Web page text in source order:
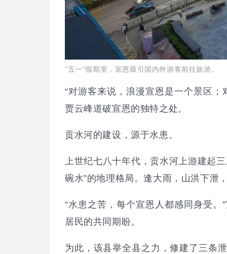
“五一”假期里，宣恩吸引国内外游客前往旅游。
“对游客来说，浪漫宣恩是一个景区
贾云峰道破宣恩的独特之处。
贡水河的建设，源于水患。
上世纪七八十年代，贡水河上游建起
碗水”的地理格局。逢大雨，山洪下泄
“水患之苦，每个宣恩人都感同身受
居民的共同期盼。
为此，该县举全县之力，修建了三条